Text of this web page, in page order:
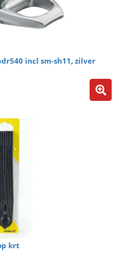
incl sm-sh11, zilver
krt